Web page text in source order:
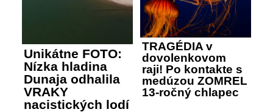
Unikátne FOTO:
Nízka hladina
Dunaja odhalila
VRAKY
nacistických lodí
TRAGÉDIA v
dovolenkovom
raji! Po kontakte s
medúzou ZOMREL
13-ročný chlapec